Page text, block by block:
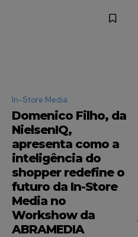
In-Store Media
Domenico Filho, da
NielsenIQ,
apresenta como a
inteligência do
shopper redefine o
futuro da In-Store
Media no
Workshow da
ABRAMEDIA